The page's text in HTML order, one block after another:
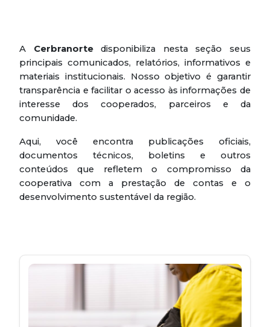
A Cerbranortedisponibiliza nesta seção seus
principais comunicados, relatórios, informativos e
materiais institucionais. Nosso objetivo é garantir
transparência e facilitar o acesso às informações de
interesse dos cooperados, parceiros e da
comunidade.
Aqui, você encontra publicações oficiais,
documentos técnicos, boletins e outros
conteúdos que refletem o compromisso da
cooperativa com a prestação de contas e o
desenvolvimento sustentável da região.